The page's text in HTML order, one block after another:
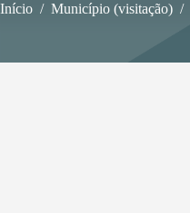
Início / Município (visitação) /